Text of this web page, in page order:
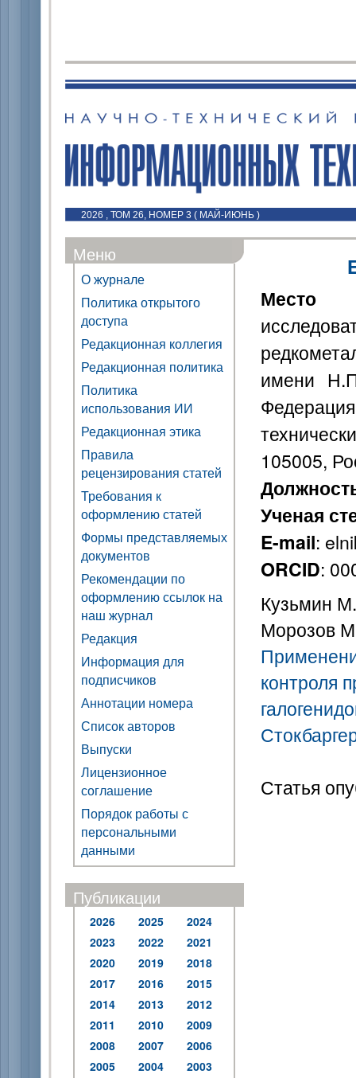
2026 , ТОМ 26, НОМЕР 3 ( МАЙ-ИЮНЬ )
Меню
О журнале
Политика открытого
доступа
Редакционная коллегия
Редакционная политика
Политика
использования ИИ
Редакционная этика
Правила
рецензирования статей
Требования к
оформлению статей
Формы представляемых
документов
Рекомендации по
оформлению ссылок на
наш журнал
Редакция
Информация для
подписчиков
Аннотации номера
Список авторов
Выпуски
Лицензионное
соглашение
Порядок работы с
персональными
данными
Публикации
2026 2025
2024
2023
2022
2021
2020
2019
2018
2017
2016
2015
2014
2013
2012
2011
2010
2009
2008
2007
2006
2005
2004
2003
Место
имени
105005,
Ученая
E-mail:
ORCID:
Кузьмин
Морозов
контроля
Статья